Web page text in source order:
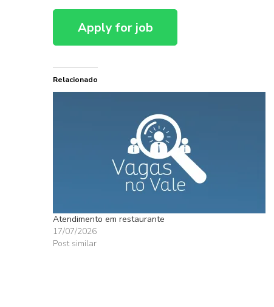
Relacionado
Atendimento em restaurante
17/07/2026
Post similar